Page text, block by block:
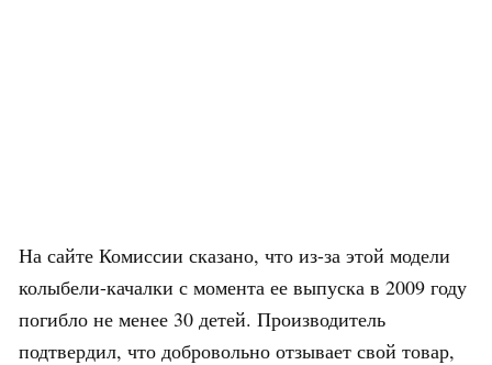
На сайте Комиссии сказано, что из-за этой модели
колыбели-качалки с момента ее выпуска в 2009 году
погибло не менее 30 детей. Производитель
подтвердил, что добровольно отзывает свой товар,